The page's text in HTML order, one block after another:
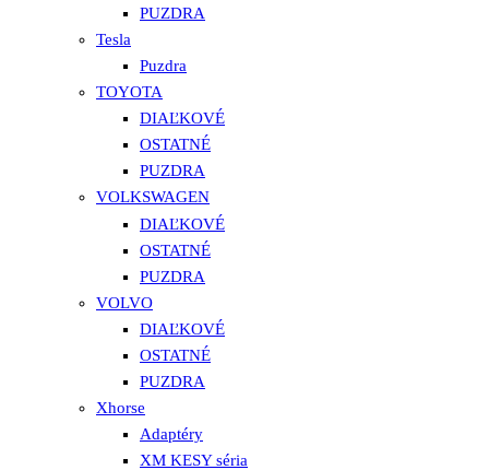
PUZDRA
Tesla
Puzdra
TOYOTA
DIAĽKOVÉ
OSTATNÉ
PUZDRA
VOLKSWAGEN
DIAĽKOVÉ
OSTATNÉ
PUZDRA
VOLVO
DIAĽKOVÉ
OSTATNÉ
PUZDRA
Xhorse
Adaptéry
XM KESY séria